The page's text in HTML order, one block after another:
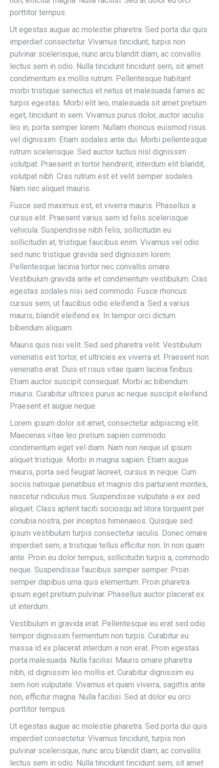
porttitor tempus.
Ut egestas augue ac molestie pharetra. Sed porta dui quis
imperdiet consectetur. Vivamus tincidunt, turpis non
pulvinar scelerisque, nunc arcu blandit diam, ac convallis
lectus sem in odio. Nulla tincidunt tincidunt sem, sit amet
condimentum ex mollis rutrum. Pellentesque habitant
morbi tristique senectus et netus et malesuada fames ac
turpis egestas. Morbi elit leo, malesuada sit amet pretium
eget, tincidunt in sem. Vivamus purus dolor, auctor iaculis
leo in, porta semper lorem. Nullam rhoncus euismod risus
vel dignissim. Etiam sodales ante dui. Morbi pellentesque
rutrum scelerisque. Sed auctor luctus nisl dignissim
volutpat. Praesent in tortor hendrerit, interdum elit blandit,
volutpat nibh. Cras rutrum est et velit semper sodales.
Nam nec aliquet mauris.
Fusce sed maximus est, et viverra mauris. Phasellus a
cursus elit. Praesent varius sem id felis scelerisque
vehicula. Suspendisse nibh felis, sollicitudin eu
sollicitudin at, tristique faucibus enim. Vivamus vel odio
sed nunc tristique gravida sed dignissim lorem.
Pellentesque lacinia tortor nec convallis ornare.
Vestibulum gravida ante et condimentum vestibulum. Cras
egestas sodales nisi sed commodo. Fusce rhoncus
cursus sem, ut faucibus odio eleifend a. Sed a varius
mauris, blandit eleifend ex. In tempor orci dictum
bibendum aliquam.
Mauris quis nisi velit. Sed sed pharetra velit. Vestibulum
venenatis est tortor, et ultricies ex viverra et. Praesent non
venenatis erat. Duis et risus vitae quam lacinia finibus.
Etiam auctor suscipit consequat. Morbi ac bibendum
mauris. Curabitur ultrices purus ac neque suscipit eleifend.
Praesent et augue neque.
Lorem ipsum dolor sit amet, consectetur adipiscing elit.
Maecenas vitae leo pretium sapien commodo
condimentum eget vel diam. Nam non neque ut ipsum
aliquet tristique. Morbi in magna sapien. Etiam augue
mauris, porta sed feugiat laoreet, cursus in neque. Cum
sociis natoque penatibus et magnis dis parturient montes,
nascetur ridiculus mus. Suspendisse vulputate a ex sed
aliquet. Class aptent taciti sociosqu ad litora torquent per
conubia nostra, per inceptos himenaeos. Quisque sed
ipsum vestibulum turpis consectetur iaculis. Donec ornare
imperdiet sem, a tristique tellus efficitur non. In non quam
ante. Proin eu dolor tempus, sollicitudin turpis a, commodo
neque. Suspendisse faucibus semper semper. Proin
semper dapibus urna quis elementum. Proin pharetra
ipsum eget pretium pulvinar. Phasellus auctor placerat ex
ut interdum.
Vestibulum in gravida erat. Pellentesque eu erat sed odio
tempor dignissim fermentum non turpis. Curabitur eu
massa id ex placerat interdum a non erat. Proin egestas
porta malesuada. Nulla facilisi. Mauris ornare pharetra
nibh, id dignissim leo mollis et. Curabitur dignissim eu
sem non vulputate. Vivamus et quam viverra, sagittis ante
non, efficitur magna. Nulla facilisi. Sed at dolor eu orci
porttitor tempus.
Ut egestas augue ac molestie pharetra. Sed porta dui quis
imperdiet consectetur. Vivamus tincidunt, turpis non
pulvinar scelerisque, nunc arcu blandit diam, ac convallis
lectus sem in odio. Nulla tincidunt tincidunt sem, sit amet